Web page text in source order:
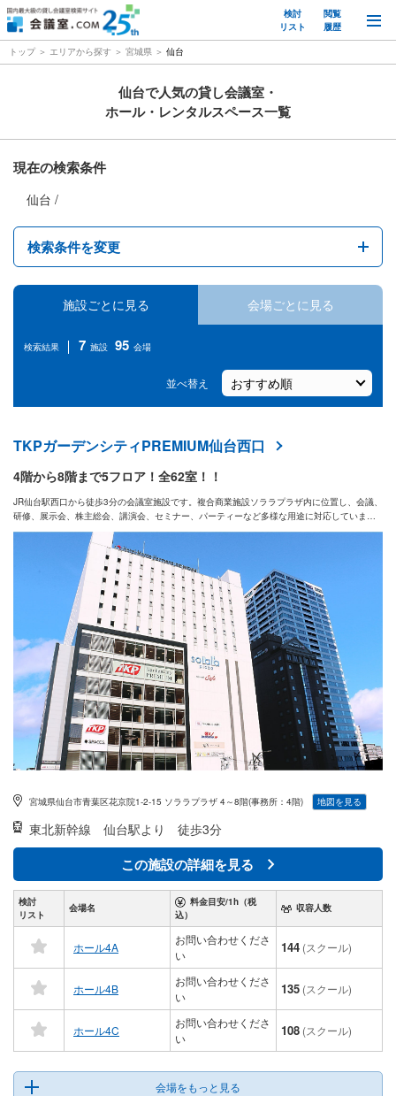
検討
リスト
閲覧
履歴
トップ エリアから探す 宮城県 仙台
仙台で人気の貸し会議室・
ホール・レンタルスペース一覧
現在の検索条件
仙台
検索条件を変更
仙台
１時間あたりの料金
その他の条件
新着で絞り込む
施設ごとに見る 会場ごとに見る
検索結果 7 施設 95 会場
並べ替え
TKPガーデンシティPREMIUM仙台西口
4階から8階まで5フロア！全62室！！
JR仙台駅西口から徒歩3分の会議室施設です。複合商業施設ソララプラザ内に位置し、会議、
研修、展示会、株主総会、講演会、セミナー、パーティーなど多様な用途に対応していま
す。商業施設が集まる便利なエリアにあります。
宮城県仙台市青葉区花京院1-2-15 ソララプラザ 4～8階(事務所：4階) 地図を見る
東北新幹線 仙台駅より 徒歩3分
この施設の詳細を見る
検討
リスト
会場名
料金目安/1h（税
込）
収容人数
ホール4A
お問い合わせくださ
い
144 (スクール)
ホール4B
お問い合わせくださ
い
135 (スクール)
ホール4C
お問い合わせくださ
い
108 (スクール)
会場をもっと見る